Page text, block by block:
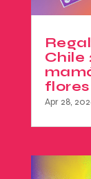
Chile
flores
Apr 28,